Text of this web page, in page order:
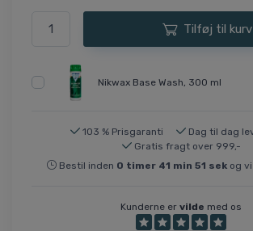
Tilføj til kurv
Nikwax Base Wash, 300 ml
103 % Prisgaranti
Dag til dag
Gratis fragt over 999,-
Bestil inden 0 timer 41 min 51 sekog vi
Kunderne er vilde med os